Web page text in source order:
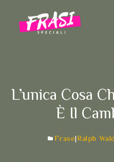
contenuto
L’unica Cosa
È Il
Frase|Ralph